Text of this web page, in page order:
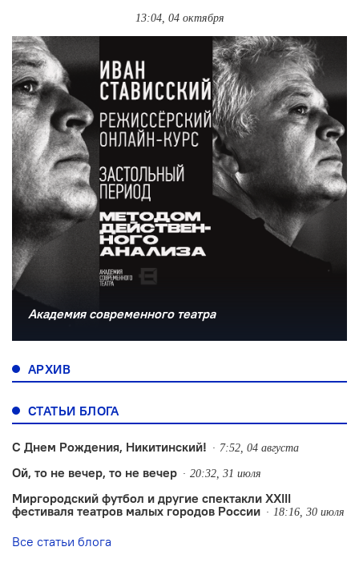
13:04, 04 октября
Академия современного театра
АРХИВ
СТАТЬИ БЛОГА
С Днем Рождения, Никитинский! 7:52, 04 августа
Ой, то не вечер, то не вечер 20:32, 31 июля
Миргородский футбол и другие спектакли XXIII
фестиваля театров малых городов России
18:16, 30 июля
Все статьи блога